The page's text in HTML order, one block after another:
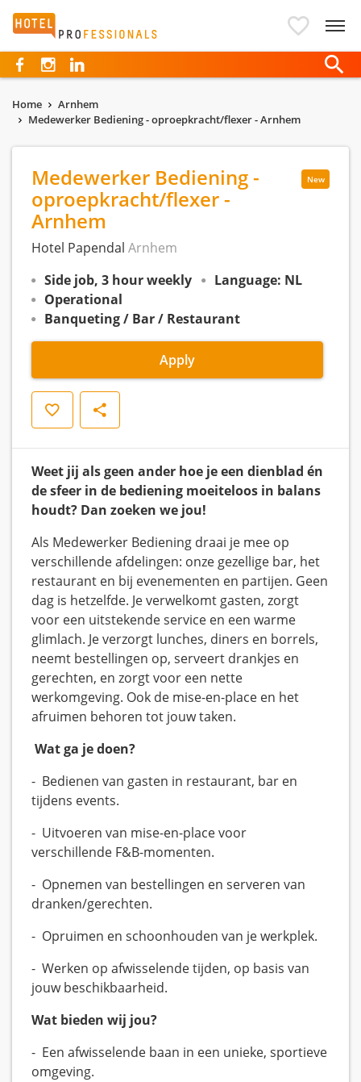
Hotelprofessionals
Home
Arnhem
Medewerker Bediening - oproepkracht/flexer - Arnhem
New
Medewerker Bediening -
oproepkracht/flexer -
Arnhem
Hotel Papendal Arnhem
Side job, 3 hour weekly
Language: NL
Operational
Banqueting / Bar / Restaurant
Apply
Save Share
Weet jij als geen ander hoe je een dienblad én
de sfeer in de bediening moeiteloos in balans
houdt? Dan zoeken we jou!
Als Medewerker Bediening draai je mee op
verschillende afdelingen: onze gezellige bar, het
restaurant en bij evenementen en partijen. Geen
dag is hetzelfde. Je verwelkomt gasten, zorgt
voor een uitstekende service en een warme
glimlach. Je verzorgt lunches, diners en borrels,
neemt bestellingen op, serveert drankjes en
gerechten, en zorgt voor een nette
werkomgeving. Ook de mise-en-place en het
afruimen behoren tot jouw taken.
Wat ga je doen?
- Bedienen van gasten in restaurant, bar en
tijdens events.
- Uitvoeren van mise-en-place voor
verschillende F&B-momenten.
- Opnemen van bestellingen en serveren van
dranken/gerechten.
- Opruimen en schoonhouden van je werkplek.
- Werken op afwisselende tijden, op basis van
jouw beschikbaarheid.
Wat bieden wij jou?
- Een afwisselende baan in een unieke, sportieve
omgeving.